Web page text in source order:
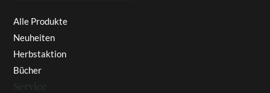
Alle Produkte
Neuheiten
Herbstaktion
Bücher
Service